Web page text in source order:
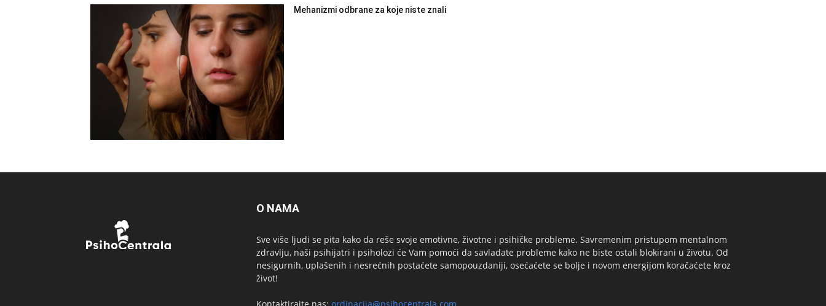
Mehanizmi odbrane za koje niste znali
O NAMA
Sve više ljudi se pita kako da reše svoje emotivne, životne i psihičke probleme. Savremenim pristupom mentalnom
zdravlju, naši psihijatri i psiholozi će Vam pomoći da savladate probleme kako ne biste ostali blokirani u životu. Od
nesigurnih, uplašenih i nesrećnih postaćete samopouzdaniji, osećaćete se bolje i novom energijom koračaćete kroz
život!
Kontaktirajte nas: ordinacija@psihocentrala.com